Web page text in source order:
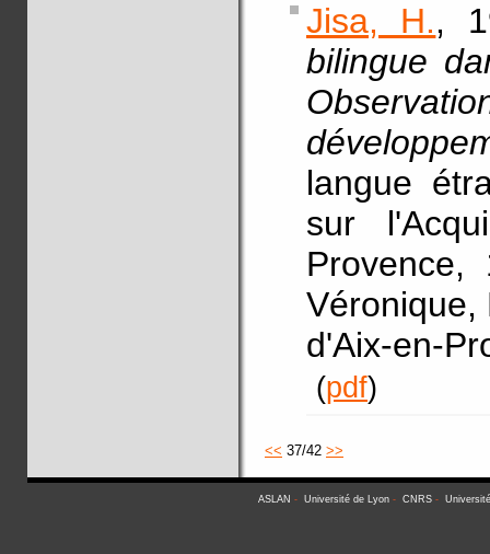
Jisa, H.,
bilingue
langue
sur
Véronique,
d'Aix-en-
(pdf)
<< 37/42 >>
ASLAN - Université de Lyon - CNRS -